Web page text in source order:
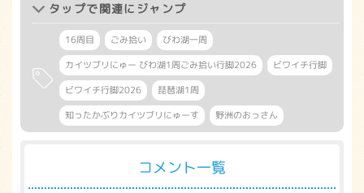
タップで関連にジャンプ
16周目 ごみ拾い
びわ湖一周
カイツブリにゅー びわ湖1周ごみ拾い行脚2026
ビワイチ行脚
ビワイチ行脚2026
琵琶湖1周
知ったかぶりカイツブリにゅーす
野洲のおっさん
コメント一覧